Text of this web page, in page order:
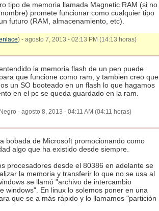
tipo de memoria llamada Magnetic RAM (si no
promete funcionar como cualquier tipo
futuro (RAM, almacenamiento, etc).
) - agosto 7, 2013 - 02:13 PM (14:13 horas)
la memoria flash de un pen puede
que funcione como ram, y tambien creo que
un SO booteado en un flash lo que hagamos
en el pc se queda guardado en la ram.
- agosto 8, 2013 - 04:11 AM (04:11 horas)
bobada de Microsoft promocionando como
algo que ha existido desde siempre.
procesadores desde el 80386 en adelante se
la memoria y transferir lo que no se usa al
se llamó "archivo de intercambio
windows". En linux lo solemos poner en una
que se a más rápido y lo llamamos "partición